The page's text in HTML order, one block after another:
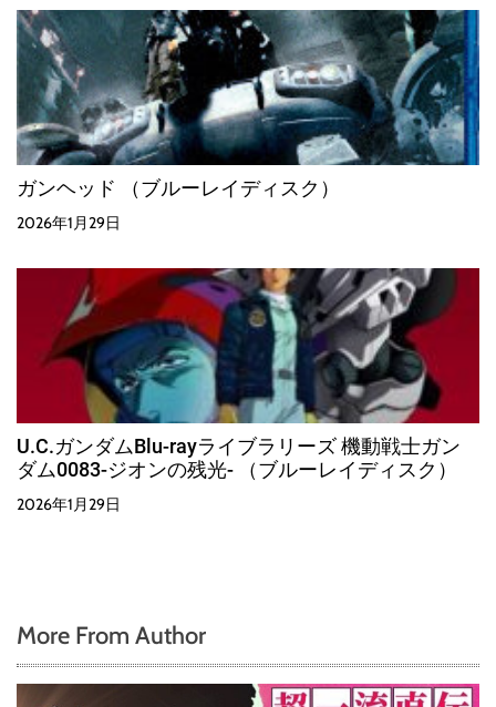
ガンヘッド （ブルーレイディスク）
2026年1月29日
U.C.ガンダムBlu-rayライブラリーズ 機動戦士ガン
ダム0083-ジオンの残光- （ブルーレイディスク）
2026年1月29日
More From Author